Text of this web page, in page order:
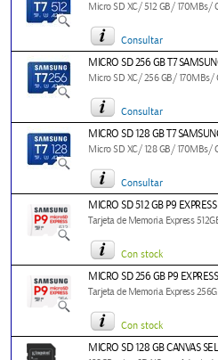
Micro SD XC/ 512 GB/ 170MBs/
Consultar
MICRO SD 256 GB T7
Micro SD XC/ 256 GB/ 170MBs/
Consultar
MICRO SD 128 GB T7
Micro SD XC/ 128 GB/ 170MBs/
Consultar
MICRO SD 512 GB P9
Tarjeta de Memoria Express
Con stock
MICRO SD 256 GB P9
Tarjeta de Memoria Express
Con stock
MICRO SD 128 GB CANVAS